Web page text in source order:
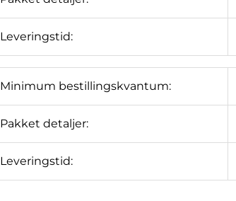
Leveringstid:
Minimum bestillingskvantum:
Pakket detaljer:
Leveringstid: